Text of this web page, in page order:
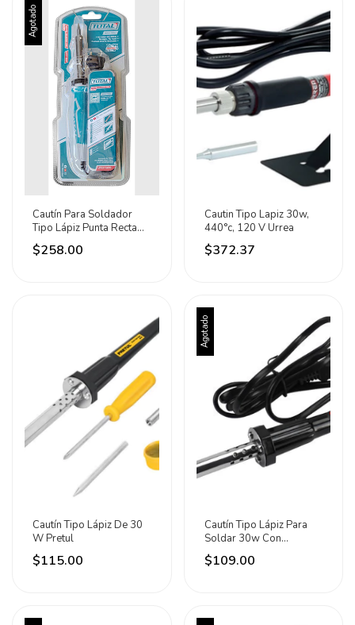
Agotado
Cautín Para Soldador
Tipo Lápiz Punta Recta
60w Total
$258.00
Cautin Tipo Lapiz 30w,
440°c, 120 V Urrea
$372.37
Cautín Tipo Lápiz De 30
W Pretul
$115.00
Agotado
Cautín Tipo Lápiz Para
Soldar 30w Con
Accesorios Santul
$109.00